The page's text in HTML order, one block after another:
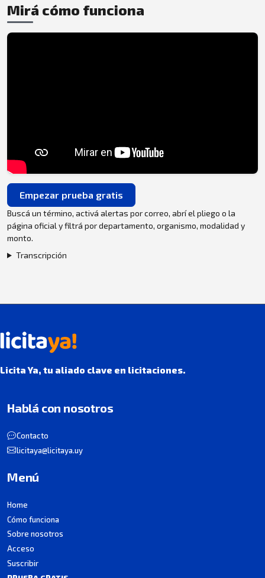
Mirá cómo funciona
Empezar prueba gratis
Buscá un término, activá alertas por correo, abrí el pliego o la
página oficial y filtrá por departamento, organismo, modalidad y
monto.
Transcripción
Licita Ya, tu aliado clave en licitaciones.
Hablá con nosotros
Contacto
licitaya@licitaya.uy
Menú
Home
Cómo funciona
Sobre nosotros
Acceso
Suscribir